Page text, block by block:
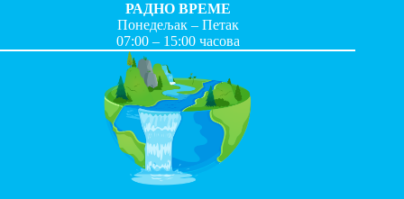
РАДНО ВРЕМЕ
Понедељак – Петак
07:00 – 15:00 часова